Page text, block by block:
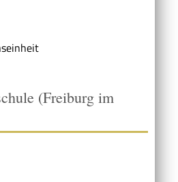
(Freiburg im